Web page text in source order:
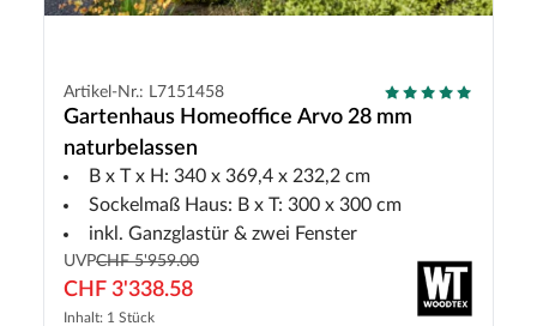
Artikel-Nr.: L7151458
Gartenhaus Homeoffice Arvo 28 mm
naturbelassen
B x T x H: 340 x 369,4 x 232,2 cm
Sockelmaß Haus: B x T: 300 x 300 cm
inkl. Ganzglastür & zwei Fenster
UVPCHF 5'959.00
CHF 3'338.58
Inhalt: 1 Stück